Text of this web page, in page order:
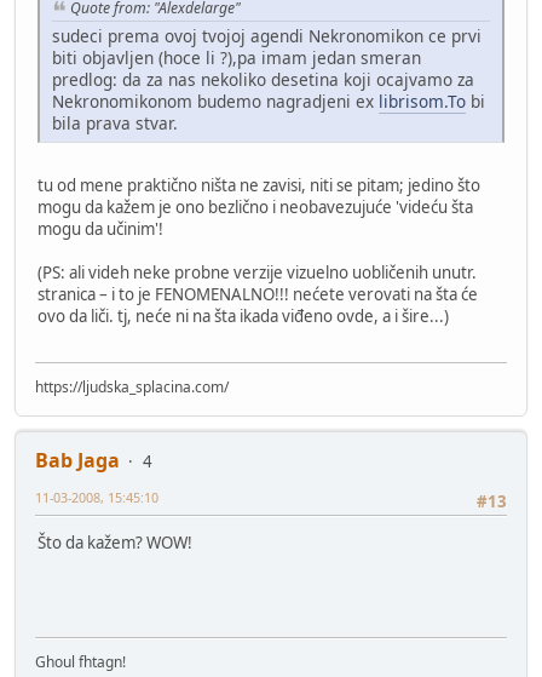
Quote from: "Alexdelarge"
sudeci prema ovoj tvojoj agendi Nekronomikon ce prvi
biti objavljen (hoce li ?),pa imam jedan smeran
predlog: da za nas nekoliko desetina koji ocajvamo za
Nekronomikonom budemo nagradjeni ex librisom.To bi
bila prava stvar.
tu od mene praktično ništa ne zavisi, niti se pitam; jedino što
mogu da kažem je ono bezlično i neobavezujuće 'videću šta
mogu da učinim'!
(PS: ali videh neke probne verzije vizuelno uobličenih unutr.
stranica – i to je FENOMENALNO!!! nećete verovati na šta će
ovo da liči. tj, neće ni na šta ikada viđeno ovde, a i šire...)
https://ljudska_splacina.com/
Bab Jaga
4
#13
11-03-2008, 15:45:10
Što da kažem? WOW!
Ghoul fhtagn!